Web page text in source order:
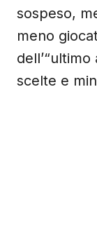
sospeso,
meno
scelte e